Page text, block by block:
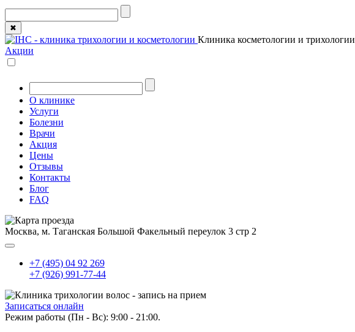
✖
Клиника косметологии и трихологии
Акции
О клинике
Услуги
Болезни
Врачи
Акция
Цены
Отзывы
Контакты
Блог
FAQ
Москва, м. Таганская Большой Факельный переулок 3 стр 2
+7 (495) 04 92 269
+7 (926) 991-77-44
Записаться онлайн
Режим работы (Пн - Вс): 9:00 - 21:00.